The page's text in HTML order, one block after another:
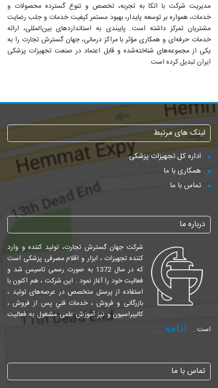
مدیریت شرکت با اتکا به تجربه، تخصص و تنوع گسترده محصولات و
خدمات، همواره بر توسعه پایدار، بهبود مستمر کیفیت خدمات و جلب رضایت
مشتریان تمرکز داشته است. پایبندی به استانداردهای بین‌المللی، ارائه
خدمات حرفه‌ای و همکاری مؤثر با مراکز درمانی، جهان گسترش تجارت را به
یکی از مجموعه‌های شناخته‌شده و قابل اعتماد در صنعت تجهیزات پزشکی
ایران تبدیل کرده است.
لینک های مرتبط
اداره کل تجهیزات پزشکی
همکاری با ما
تماس با ما
درباره ما
شرکت جهان گسترش تجارت، تولید کننده و وارد
کننده تجهیزات ، ابزار و اقلام مصرفی پزشکی است
که در سال 1372 به صورت رسمی تاسیس شد و
فعالیت خود را آغاز نمود . این شرکت ، هم اکنون با
استفاده از پرسنل متخصص در عرصه‌های تولید ،
بازرگانی و فروش ، خدمات فني پس از فروش ،
کالیبراسیون و نیز آموزش علمی مشغول به فعالیت
است .
ادامه ...
تماس با ما